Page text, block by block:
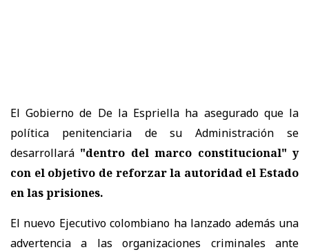
El Gobierno de De la Espriella ha asegurado que la
política penitenciaria de su Administración se
desarrollará "dentro del marco constitucional" y
con el objetivo de reforzar la autoridad el Estado
en las prisiones.
El nuevo Ejecutivo colombiano ha lanzado además una
advertencia a las organizaciones criminales ante